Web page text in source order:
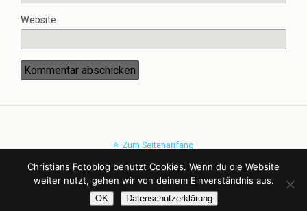
Website
Zum Seitenanfang
Mobil Desktop
Christians Fotoblog benutzt Cookies. Wenn du die Website
weiter nutzt, gehen wir von deinem Einverständnis aus.
OK Datenschutzerklärung